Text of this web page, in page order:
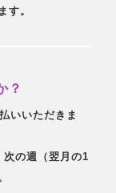
す。
？
いいただきま
次の週（翌月の1